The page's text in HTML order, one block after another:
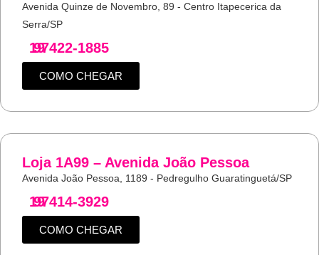
Avenida Quinze de Novembro, 89 - Centro Itapecerica da
Serra/SP
19
97422-1885
COMO CHEGAR
Loja 1A99 – Avenida João Pessoa
Avenida João Pessoa, 1189 - Pedregulho Guaratinguetá/SP
19
97414-3929
COMO CHEGAR